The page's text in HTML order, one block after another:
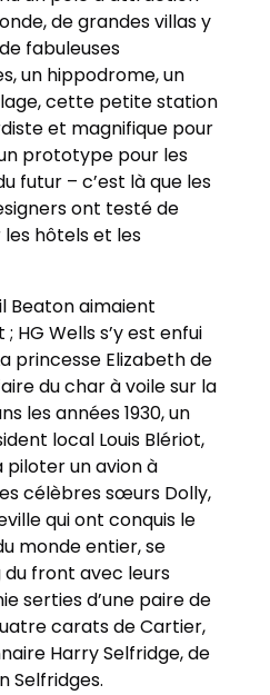
de grandes villas y
fabuleuses
un hippodrome, un
cette petite station
et magnifique pour
prototype pour les
futur – c’est là que les
ont testé de
les hôtels et les
Beaton aimaient
HG Wells s’y est enfui
princesse Elizabeth de
du char à voile sur la
les années 1930, un
local Louis Blériot,
un avion à
célèbres sœurs Dolly,
qui ont conquis le
monde entier, se
front avec leurs
serties d’une paire de
carats de Cartier,
Harry Selfridge, de
Selfridges.